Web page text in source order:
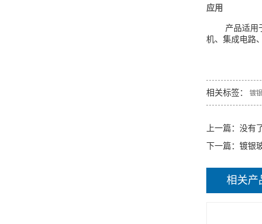
应用
产品适用
机、集成电路
相关标签： 镀
上一篇：没有
下一篇： 镀银
相关产